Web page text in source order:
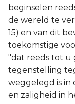
beginselen
de wereld te
15) en van dit
toekomstige
"dat reeds tot u
tegenstelling
weggelegd is in
en zaligheid in